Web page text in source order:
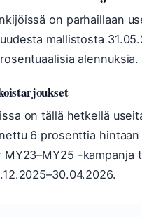
on parhaillaan
mallistosta
alennuksia.
on tällä hetkellä
6 prosenttia
MY23–MY25 -kampanja